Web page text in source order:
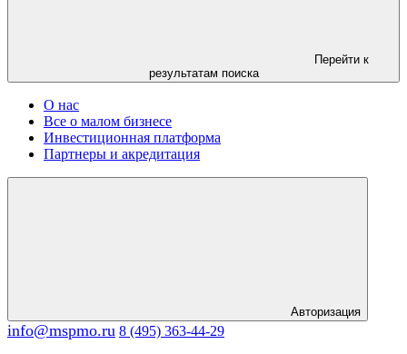
Перейти к
результатам поиска
О нас
Все о малом бизнесе
Инвестиционная платформа
Партнеры и акредитация
Авторизация
info@mspmo.ru 8 (495) 363-44-29